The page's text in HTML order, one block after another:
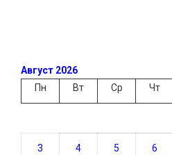
Август 2026
Пн
Вт Ср Чт
3 4 5 6